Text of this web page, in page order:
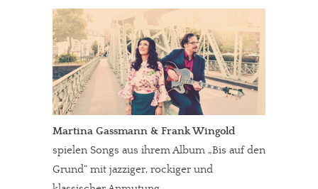
Martina Gassmann & Frank Wingold
spielen Songs aus ihrem Album „Bis auf den
Grund“ mit jazziger, rockiger und